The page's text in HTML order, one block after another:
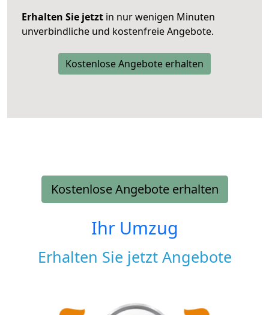
Erhalten Sie jetzt in nur wenigen Minuten
unverbindliche und kostenfreie Angebote.
Kostenlose Angebote erhalten
Kostenlose Angebote erhalten
Ihr Umzug
Erhalten Sie jetzt Angebote